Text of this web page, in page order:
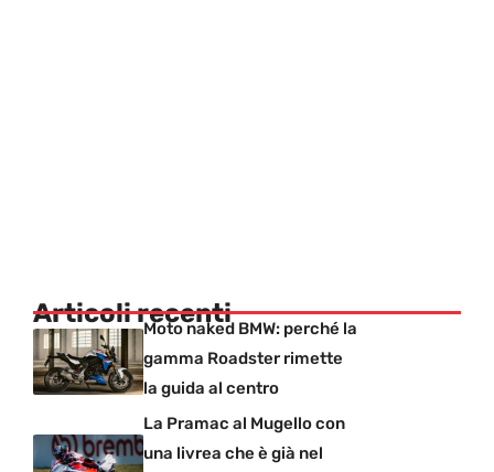
Articoli recentiMoto naked BMW: perché la
gamma Roadster rimette
la guida al centro
La Pramac al Mugello con
una livrea che è già nel